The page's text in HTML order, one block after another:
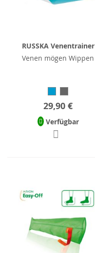
RUSSKA Venentrainer
Venen mögen Wippen
29,90 €
Verfügbar